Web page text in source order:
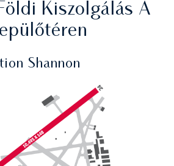
Kiszolgálás A
Shannon